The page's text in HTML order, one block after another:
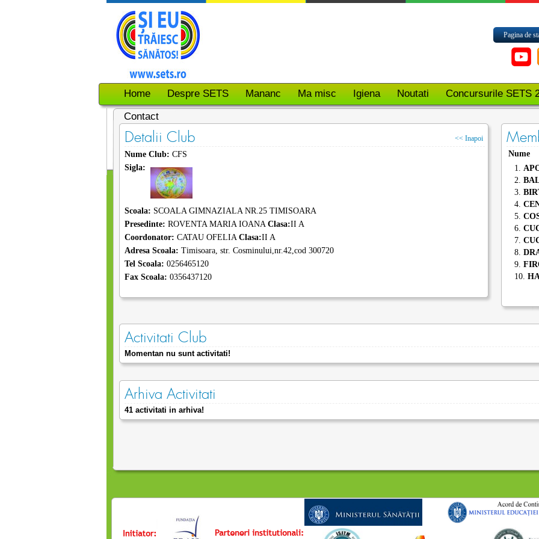
Pagina de
Home Despre SETS Mananc Ma misc Igiena Noutati Concursurile SETS
Contact
Detalii Club << Inapoi
Nume Club: CFS
Sigla:
Scoala: SCOALA GIMNAZIALA NR.25 TIMISOARA
Presedinte: ROVENTA MARIA IOANA Clasa:II A
Coordonator: CATAU OFELIA Clasa:II A
Adresa Scoala: Timisoara, str. Cosminului,nr.42,cod 300720
Tel Scoala: 0256465120
Fax Scoala: 0356437120
Nume
1.
2.
3.
4.
5.
6.
7.
8.
9.
10.
Activitati Club
Momentan nu sunt activitati!
Arhiva Activitati
41 activitati in arhiva!